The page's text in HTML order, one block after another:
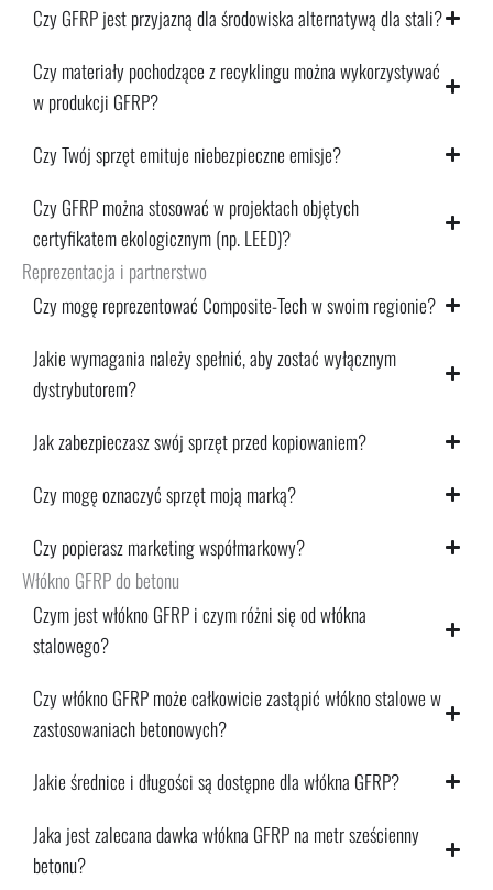
Czy GFRP jest przyjazną dla środowiska alternatywą dla stali?
Czy materiały pochodzące z recyklingu można wykorzystywać
w produkcji GFRP?
Czy Twój sprzęt emituje niebezpieczne emisje?
Czy GFRP można stosować w projektach objętych
certyfikatem ekologicznym (np. LEED)?
Reprezentacja i partnerstwo
Czy mogę reprezentować Composite-Tech w swoim regionie?
Jakie wymagania należy spełnić, aby zostać wyłącznym
dystrybutorem?
Jak zabezpieczasz swój sprzęt przed kopiowaniem?
Czy mogę oznaczyć sprzęt moją marką?
Czy popierasz marketing współmarkowy?
Włókno GFRP do betonu
Czym jest włókno GFRP i czym różni się od włókna
stalowego?
Czy włókno GFRP może całkowicie zastąpić włókno stalowe w
zastosowaniach betonowych?
Jakie średnice i długości są dostępne dla włókna GFRP?
Jaka jest zalecana dawka włókna GFRP na metr sześcienny
betonu?